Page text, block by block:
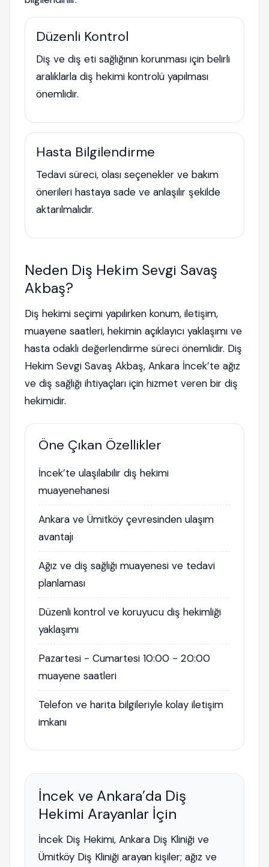
Düzenli Kontrol
Diş ve diş eti sağlığının korunması için belirli
aralıklarla diş hekimi kontrolü yapılması
önemlidir.
Hasta Bilgilendirme
Tedavi süreci, olası seçenekler ve bakım
önerileri hastaya sade ve anlaşılır şekilde
aktarılmalıdır.
Neden Diş Hekim Sevgi Savaş
Akbaş?
Diş hekimi seçimi yapılırken konum, iletişim,
muayene saatleri, hekimin açıklayıcı yaklaşımı ve
hasta odaklı değerlendirme süreci önemlidir. Diş
Hekim Sevgi Savaş Akbaş, Ankara İncek’te ağız
ve diş sağlığı ihtiyaçları için hizmet veren bir diş
hekimidir.
Öne Çıkan Özellikler
İncek’te ulaşılabilir diş hekimi
muayenehanesi
Ankara ve Ümitköy çevresinden ulaşım
avantajı
Ağız ve diş sağlığı muayenesi ve tedavi
planlaması
Düzenli kontrol ve koruyucu diş hekimliği
yaklaşımı
Pazartesi - Cumartesi 10:00 - 20:00
muayene saatleri
Telefon ve harita bilgileriyle kolay iletişim
imkanı
İncek ve Ankara’da Diş
Hekimi Arayanlar İçin
İncek Diş Hekimi, Ankara Diş Kliniği ve
Ümitköy Diş Kliniği arayan kişiler; ağız ve